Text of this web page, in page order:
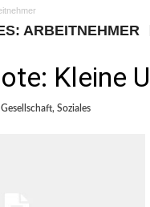
ARBEITNEHMER
Kleine
Gesellschaft, Soziales